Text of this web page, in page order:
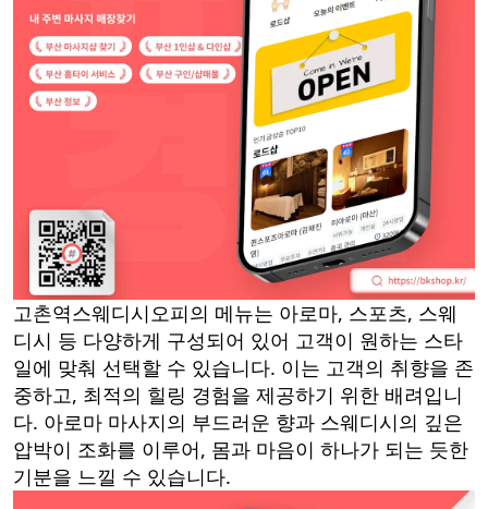
고촌역스웨디시오피의 메뉴는 아로마, 스포츠, 스웨
디시 등 다양하게 구성되어 있어 고객이 원하는 스타
일에 맞춰 선택할 수 있습니다. 이는 고객의 취향을 존
중하고, 최적의 힐링 경험을 제공하기 위한 배려입니
다. 아로마 마사지의 부드러운 향과 스웨디시의 깊은
압박이 조화를 이루어, 몸과 마음이 하나가 되는 듯한
기분을 느낄 수 있습니다.